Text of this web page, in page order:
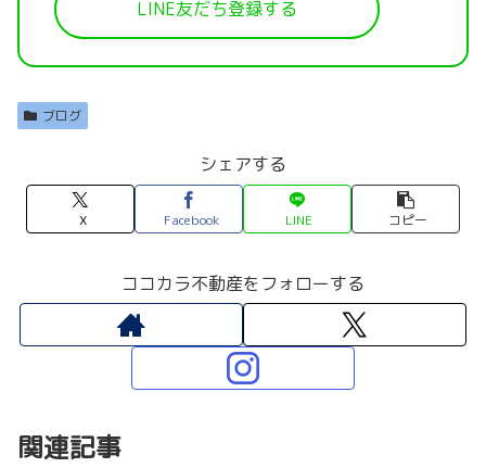
LINE友だち登録する
ブログ
シェアする
X Facebook LINE コピー
ココカラ不動産をフォローする
関連記事